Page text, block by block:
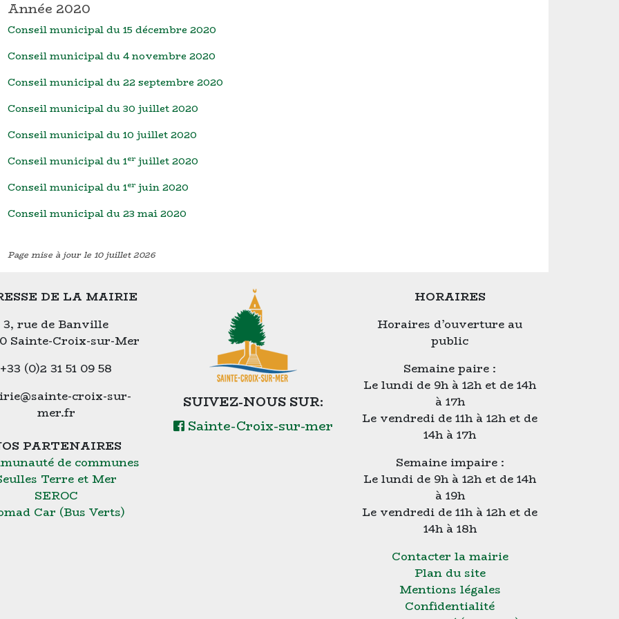
Année 2020
Conseil municipal du 15 décembre 2020
Conseil municipal du 4 novembre 2020
Conseil municipal du 22 septembre 2020
Conseil municipal du 30 juillet 2020
Conseil municipal du 10 juillet 2020
Conseil municipal du 1er juillet 2020
Conseil municipal du 1er juin 2020
Conseil municipal du 23 mai 2020
Page mise à jour le 10 juillet 2026
DE LA MAIRIE
3, rue de Banville
Sainte-Croix-sur-Mer
+33 (0)2 31 51 09 58
croix-sur-
mer.fr
PARTENAIRES
de communes
Terre et Mer
SEROC
Car (Bus Verts)
SUIVEZ-NOUS SUR:
Sainte-Croix-sur-mer
HORAIRES
Horaires d’ouverture au
public
Semaine paire :
Le lundi de 9h à 12h et de 14h
à 17h
Le vendredi de 11h à 12h et de
14h à 17h
Semaine impaire :
Le lundi de 9h à 12h et de 14h
à 19h
Le vendredi de 11h à 12h et de
14h à 18h
Contacter la mairie
Plan du site
Mentions légales
Confidentialité